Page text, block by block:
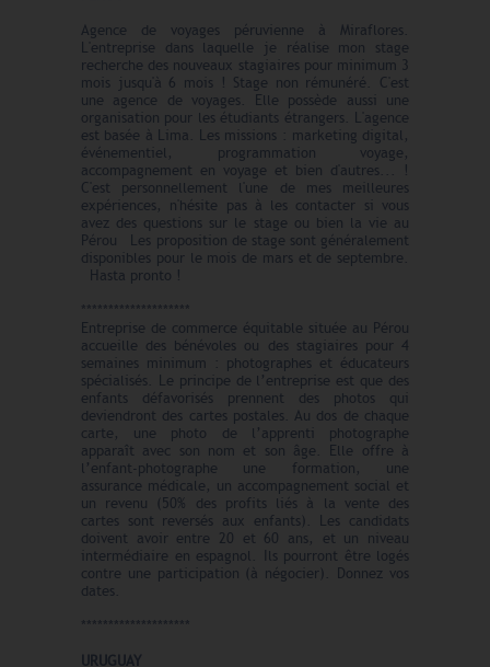
Agence de voyages péruvienne à Miraflores.
L'entreprise dans laquelle je réalise mon stage
recherche des nouveaux stagiaires pour minimum 3
mois jusqu'à 6 mois ! Stage non rémunéré. C'est
une agence de voyages. Elle possède aussi une
organisation pour les étudiants étrangers. L'agence
est basée à Lima. Les missions : marketing digital,
événementiel, programmation voyage,
accompagnement en voyage et bien d'autres... !
C'est personnellement l'une de mes meilleures
expériences, n'hésite pas à les contacter si vous
avez des questions sur le stage ou bien la vie au
Pérou Les proposition de stage sont généralement
disponibles pour le mois de mars et de septembre.
Hasta pronto !
Entreprise de commerce équitable située au Pérou
accueille des bénévoles ou des stagiaires pour 4
semaines minimum : photographes et éducateurs
spécialisés. Le principe de l’entreprise est que des
enfants défavorisés prennent des photos qui
deviendront des cartes postales. Au dos de chaque
carte, une photo de l’apprenti photographe
apparaît avec son nom et son âge. Elle offre à
l’enfant-photographe une formation, une
assurance médicale, un accompagnement social et
un revenu (50% des profits liés à la vente des
cartes sont reversés aux enfants). Les candidats
doivent avoir entre 20 et 60 ans, et un niveau
intermédiaire en espagnol. Ils pourront être logés
contre une participation (à négocier). Donnez vos
dates.
URUGUAY